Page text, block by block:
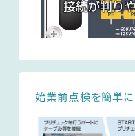
始業前点検を簡単